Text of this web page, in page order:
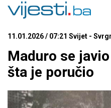
11.01.2026 / 07:21 Svijet -
Maduro se
šta je poručio